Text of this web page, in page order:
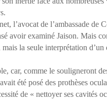
l’avocat de l’ambassade de
avoir examiné Jaison. Mais
mais la seule interprétation
car, comme le souligneront
été posé des prothèses
de « nettoyer ses cavités